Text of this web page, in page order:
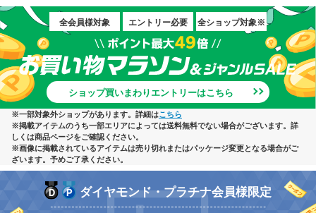
全会員様対象 エントリー必要 全ショップ対象※
ショップ買いまわりエントリーはこちら
※一部対象外ショップがあります。詳細はこちら
※掲載アイテムのうち一部エリアによっては送料無料でない場合がございます。詳
しくは商品ページをご確認ください。
※画像に掲載されているアイテムは売り切れまたはパッケージ変更となる場合がご
ざいます。予めご了承ください。
ダイヤモンド・プラチナ会員様限定